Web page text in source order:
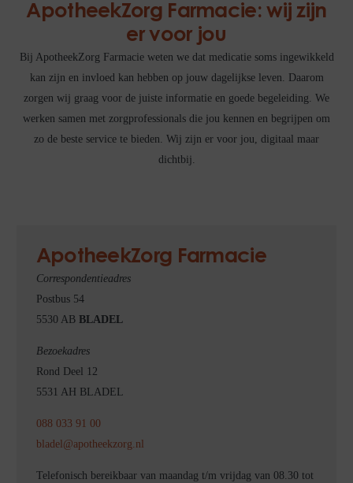
ApotheekZorg Farmacie: wij zijn
er voor jou
Bij ApotheekZorg Farmacie weten we dat medicatie soms ingewikkeld
kan zijn en invloed kan hebben op jouw dagelijkse leven. Daarom
zorgen wij graag voor de juiste informatie en goede begeleiding. We
werken samen met zorgprofessionals die jou kennen en begrijpen om
zo de beste service te bieden. Wij zijn er voor jou, digitaal maar
dichtbij.
ApotheekZorg Farmacie
Correspondentieadres
Postbus 54
5530 AB BLADEL
Bezoekadres
Rond Deel 12
5531 AH BLADEL
088 033 91 00
bladel@apotheekzorg.nl
Telefonisch bereikbaar van maandag t/m vrijdag van 08.30 tot